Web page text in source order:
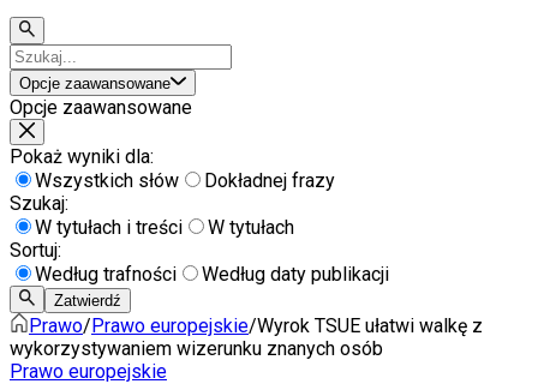
Opcje zaawansowane
Opcje zaawansowane
Pokaż wyniki dla:
Wszystkich słów
Dokładnej frazy
Szukaj:
W tytułach i treści
W tytułach
Sortuj:
Według trafności
Według daty publikacji
Zatwierdź
Prawo/Prawo europejskie/Wyrok TSUE ułatwi walkę z
wykorzystywaniem wizerunku znanych osób
Prawo europejskie